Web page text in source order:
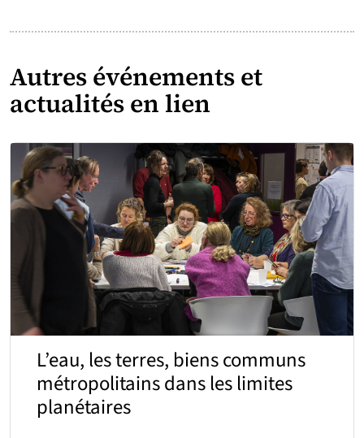
Autres événements et
actualités en lien
L’eau, les terres, biens communs
métropolitains dans les limites
planétaires